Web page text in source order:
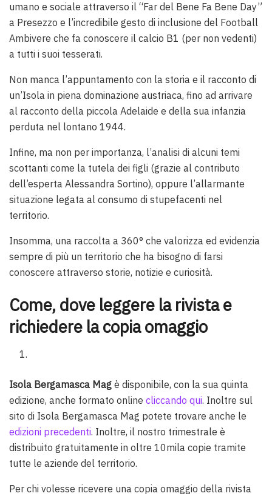
umano e sociale attraverso il “Far del Bene Fa Bene Day”
a Presezzo e l’incredibile gesto di inclusione del Football
Ambivere che fa conoscere il calcio B1 (per non vedenti)
a tutti i suoi tesserati.
Non manca l’appuntamento con la storia e il racconto di
un’Isola in piena dominazione austriaca, fino ad arrivare
al racconto della piccola Adelaide e della sua infanzia
perduta nel lontano 1944.
Infine, ma non per importanza, l’analisi di alcuni temi
scottanti come la tutela dei figli (grazie al contributo
dell’esperta Alessandra Sortino), oppure l’allarmante
situazione legata al consumo di stupefacenti nel
territorio.
Insomma, una raccolta a 360° che valorizza ed evidenzia
sempre di più un territorio che ha bisogno di farsi
conoscere attraverso storie, notizie e curiosità.
Come, dove leggere la rivista e
richiedere la copia omaggio
Isola Bergamasca Mag è disponibile, con la sua quinta
edizione, anche formato online cliccando qui. Inoltre sul
sito di Isola Bergamasca Mag potete trovare anche le
edizioni precedenti. Inoltre, il nostro trimestrale è
distribuito gratuitamente in oltre 10mila copie tramite
tutte le aziende del territorio.
Per chi volesse ricevere una copia omaggio della rivista